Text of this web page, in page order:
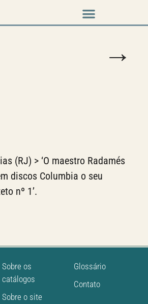
→
(RJ) > ‘O maestro Radamés
discos Columbia o seu
nº 1’.
Sobre os
catálogos
Sobre o site
Glossário
Contato